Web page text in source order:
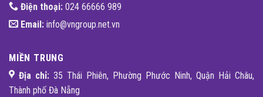
Điện thoại: 024 66666 989
Email: info@vngroup.net.vn
MIỀN TRUNG
Địa chỉ: 35 Thái Phiên, Phường Phước Ninh, Quận Hải Châu,
Thành phố Đà Nẵng